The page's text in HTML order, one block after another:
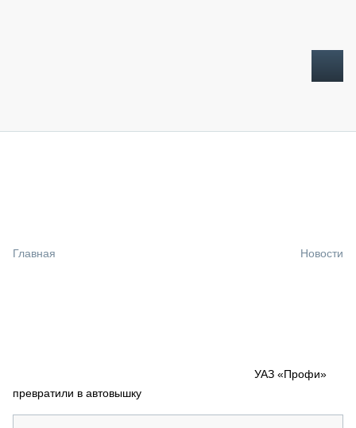
СПЕЦПРОЕКТЫ
Главная Новости
УАЗ «Профи»
превратили в автовышку